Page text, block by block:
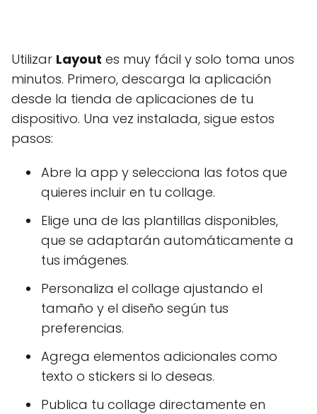
Utilizar Layout es muy fácil y solo toma unos
minutos. Primero, descarga la aplicación
desde la tienda de aplicaciones de tu
dispositivo. Una vez instalada, sigue estos
pasos:
Abre la app y selecciona las fotos que
quieres incluir en tu collage.
Elige una de las plantillas disponibles,
que se adaptarán automáticamente a
tus imágenes.
Personaliza el collage ajustando el
tamaño y el diseño según tus
preferencias.
Agrega elementos adicionales como
texto o stickers si lo deseas.
Publica tu collage directamente en